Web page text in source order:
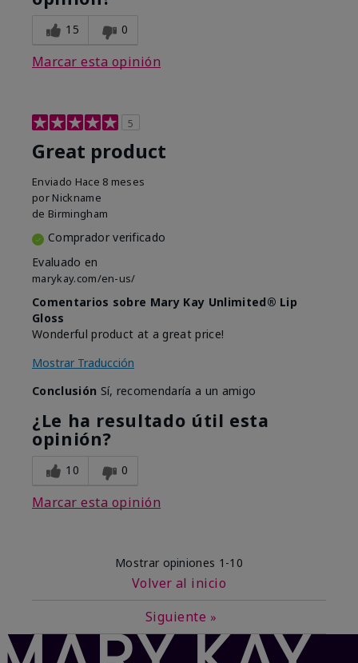
15 0
Marcar esta opinión
5
Great product
Enviado Hace 8 meses
por Nickname
de Birmingham
Comprador verificado
Evaluado en
marykay.com/en-us/
Comentarios sobre Mary Kay Unlimited® Lip
Gloss
Wonderful product at a great price!
Mostrar Traducción
Conclusión Sí, recomendaría a un amigo
¿Le ha resultado útil esta
opinión?
10 0
Marcar esta opinión
Mostrar opiniones 1-10
Volver al inicio
Siguiente »